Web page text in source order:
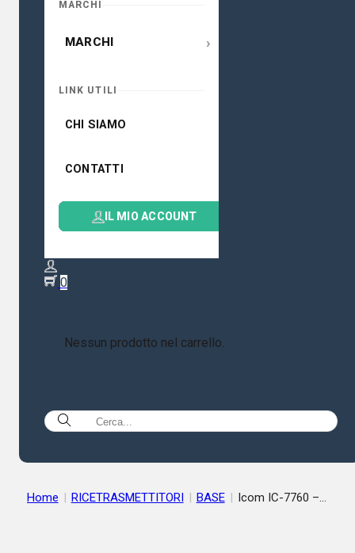
MARCHI
MARCHI ›
LINK UTILI
CHI SIAMO
CONTATTI
IL MIO ACCOUNT
0
Nessun prodotto nel carrello.
Home | RICETRASMETTITORI | BASE | Icom IC-7760 –